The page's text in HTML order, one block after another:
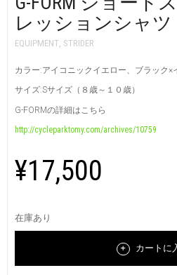
レッションシャツ
EQUIPMENT STRIDER
カラー:アイコニックイエロー、ブラック×
サイズ:Sサイズ（８歳～１０歳）
G-FORMの詳細はこちら
http://cycleparktomy.com/archives/10759
¥17,500
在庫あり
カートに